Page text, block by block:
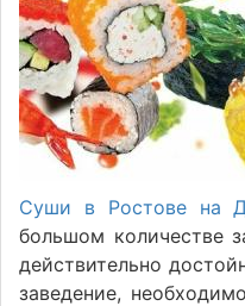
Суши в Ростове на
большом количестве
действительно
заведение,